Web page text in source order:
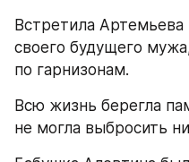
Встретила
своего будущего
по гарнизонам.
Всю жизнь берегла
не могла выбросить